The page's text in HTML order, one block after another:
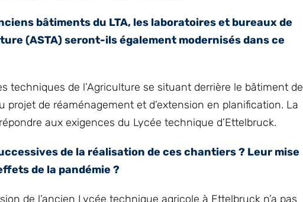
bâtiments du LTA, les laboratoires et bureaux de
(ASTA) seront-ils également modernisés dans ce
techniques de l’Agriculture se situant derrière le bâtiment de
de réaménagement et d’extension en planification. La
aux exigences du Lycée technique d’Ettelbruck.
de la réalisation de ces chantiers ? Leur mise
de la pandémie ?
de l’ancien Lycée technique agricole à Ettelbruck n’a pas